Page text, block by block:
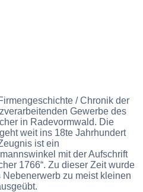
/ Chronik der
Gewerbe des
in Radevormwald. Die
weit ins 18te Jahrhundert
ist ein
mit der Aufschrift
1766“. Zu dieser Zeit wurde
zu meist kleinen